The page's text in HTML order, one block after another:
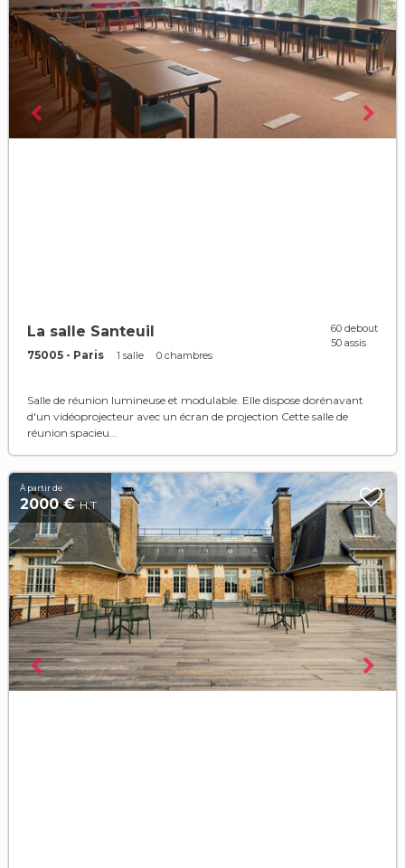
La salle Santeuil
75005 - Paris 1 salle 0 chambres
60 debout
50 assis
Salle de réunion lumineuse et modulable. Elle dispose dorénavant
d'un vidéoprojecteur avec un écran de projection Cette salle de
réunion spacieu...
À partir de
2000 €H.T